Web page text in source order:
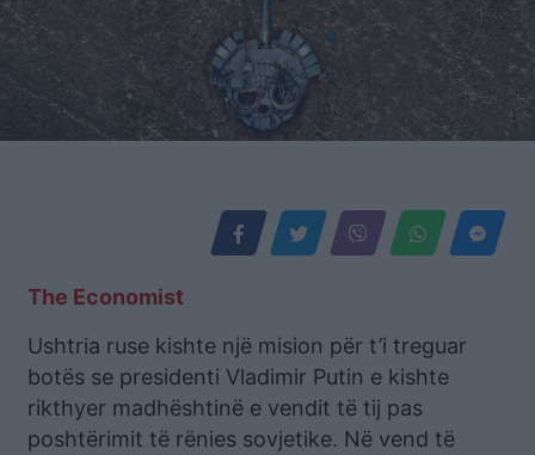
The Economist
Ushtria ruse kishte një mision për t’i treguar
botës se presidenti Vladimir Putin e kishte
rikthyer madhështinë e vendit të tij pas
poshtërimit të rënies sovjetike. Në vend të